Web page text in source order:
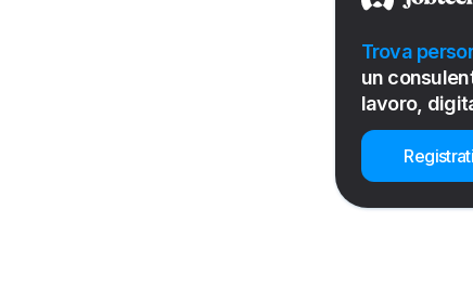
Trova
un
lavoro,